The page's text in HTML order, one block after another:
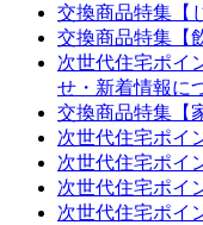
交換商品特集【
交換商品特集【
次世代住宅ポイ
せ・新着情報に
交換商品特集【
次世代住宅ポイ
次世代住宅ポイ
次世代住宅ポイ
次世代住宅ポイ